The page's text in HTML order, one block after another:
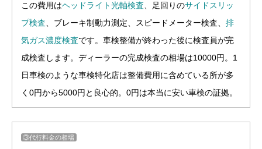
この費用はヘッドライト光軸検査 、足回りのサイドスリッ
プ検査 、ブレーキ制動力測定、スピードメーター検査、 排
気ガス濃度検査です。車検整備が終わった後に検査員が完
成検査します。ディーラーの完成検査の相場は10000円。1
日車検のような車検特化店は整備費用に含めている所が多
く0円から5000円と良心的。0円は本当に安い車検の証拠。
③代行料金の相場